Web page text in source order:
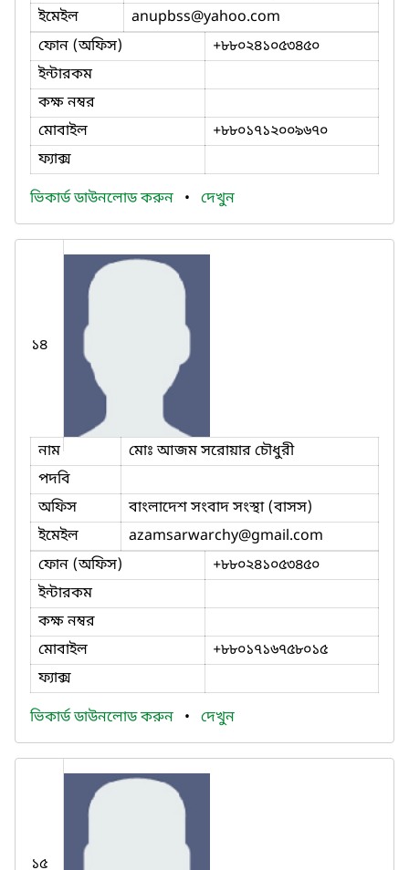
ইমেইল
anupbss@yahoo.com
ফোন (অফিস)
+৮৮০২৪১০৫৩৪৫০
ইন্টারকম
কক্ষ নম্বর
মোবাইল
+৮৮০১৭১২০০৯৬৭০
ফ্যাক্স
ভিকার্ড ডাউনলোড করুন • দেখুন
১৪
নাম
মোঃ আজম সরোয়ার চৌধুরী
পদবি
অফিস
বাংলাদেশ সংবাদ সংস্থা (বাসস)
ইমেইল
azamsarwarchy@gmail.com
ফোন (অফিস)
+৮৮০২৪১০৫৩৪৫০
ইন্টারকম
কক্ষ নম্বর
মোবাইল
+৮৮০১৭১৬৭৫৮০১৫
ফ্যাক্স
ভিকার্ড ডাউনলোড করুন • দেখুন
১৫